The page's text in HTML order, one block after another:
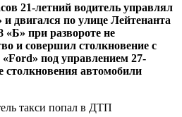
21-летний водитель управлял
двигался по улице Лейтенанта
«Б» при развороте не
и совершил столкновение с
под управлением 27-
столкновения автомобили